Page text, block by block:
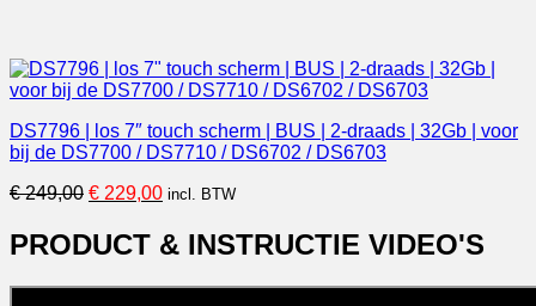
DS7796 | los 7″ touch scherm | BUS | 2-draads | 32Gb | voor
bij de DS7700 / DS7710 / DS6702 / DS6703
€249,00 Oorspronkelijke
was:
€ 249,00.
€ 229,00Huidige
is:
€ 229,00.
incl. BTW
PRODUCT & INSTRUCTIE VIDEO'S